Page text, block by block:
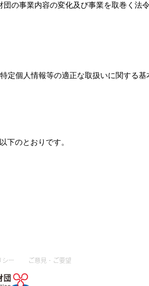
の事業内容の変化及び事業を取巻く法
定個人情報等の適正な取扱いに関する
下のとおりです。
シー ​ご意見・ご要望